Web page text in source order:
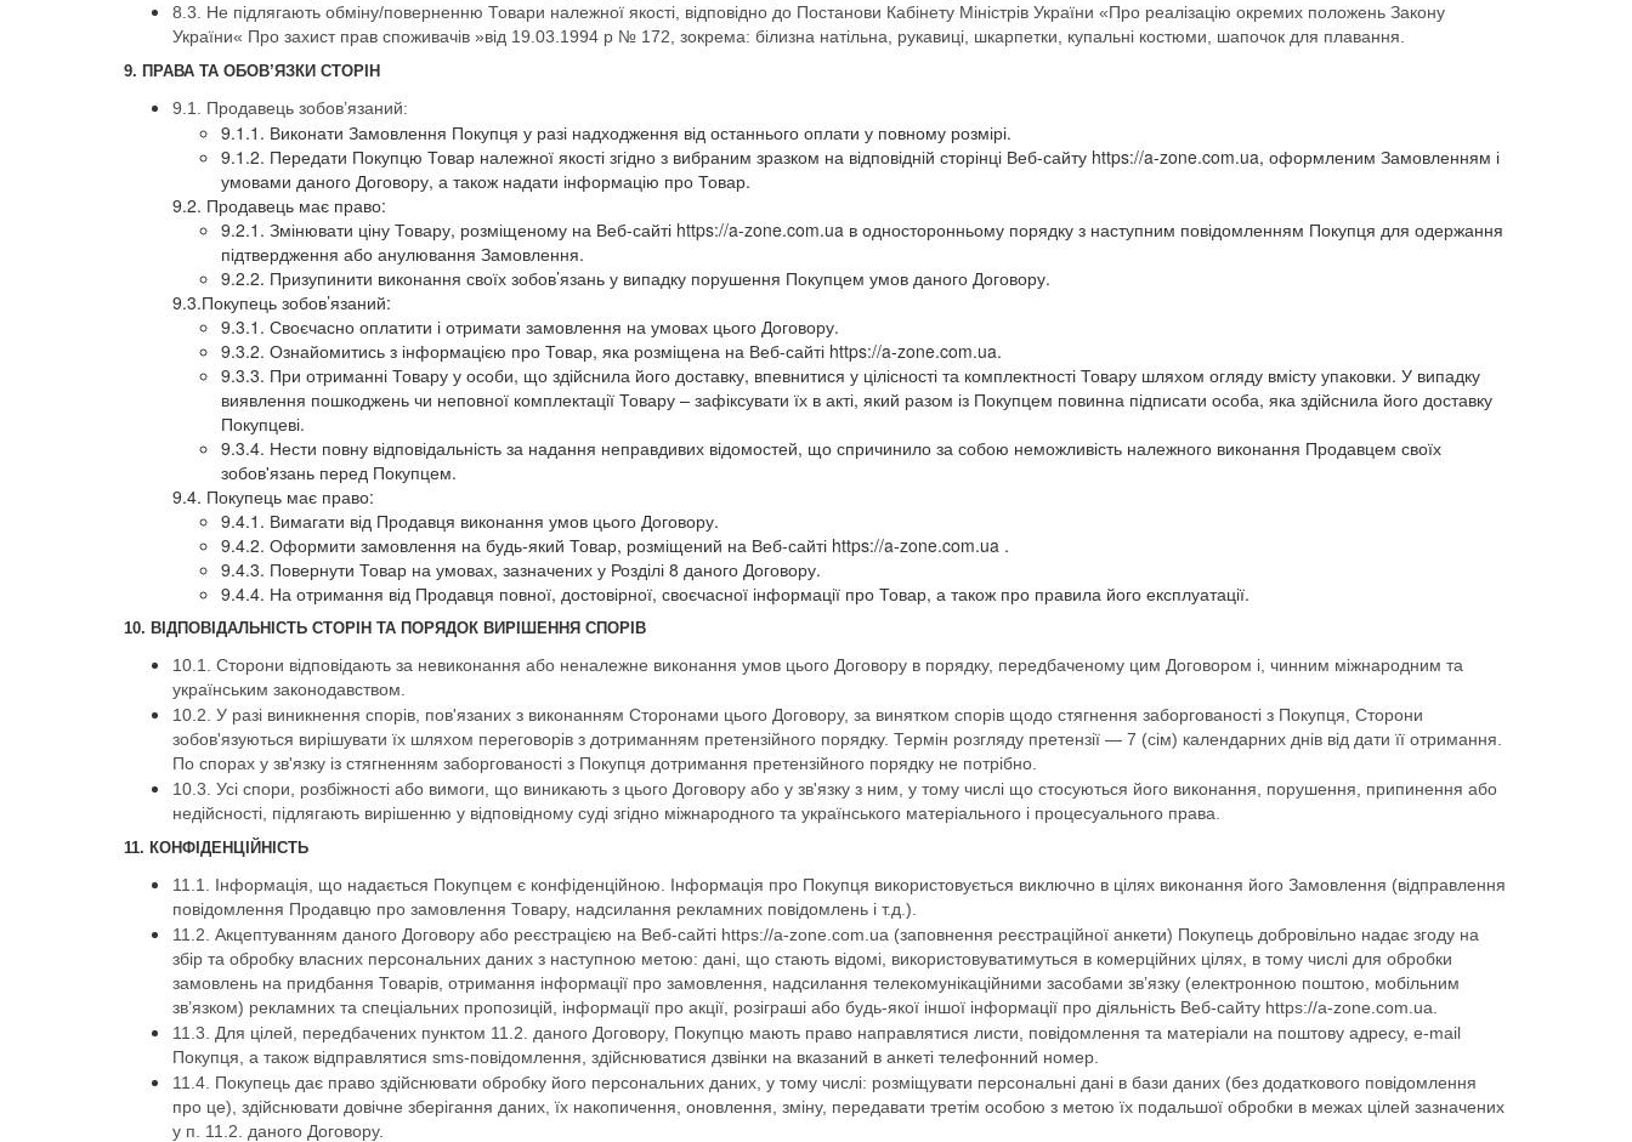
8.3. Не підлягають обміну/поверненню Товари належної якості, відповідно до Постанови Кабінету Міністрів України «Про реалізацію окремих положень Закону
України« Про захист прав споживачів »від 19.03.1994 р № 172, зокрема: білизна натільна, рукавиці, шкарпетки, купальні костюми, шапочок для плавання.
9. ПРАВА ТА ОБОВ’ЯЗКИ СТОРІН
9.1. Продавець зобов’язаний:
9.1.1. Виконати Замовлення Покупця у разі надходження від останнього оплати у повному розмірі.
9.1.2. Передати Покупцю Товар належної якості згідно з вибраним зразком на відповідній сторінці Веб-сайту https://a-zone.com.ua, оформленим Замовленням і
умовами даного Договору, а також надати інформацію про Товар.
9.2. Продавець має право:
9.2.1. Змінювати ціну Товару, розміщеному на Веб-сайті https://a-zone.com.ua в односторонньому порядку з наступним повідомленням Покупця для одержання
підтвердження або анулювання Замовлення.
9.2.2. Призупинити виконання своїх зобов’язань у випадку порушення Покупцем умов даного Договору.
9.3.Покупець зобов’язаний:
9.3.1. Своєчасно оплатити і отримати замовлення на умовах цього Договору.
9.3.2. Ознайомитись з інформацією про Товар, яка розміщена на Веб-сайті https://a-zone.com.ua.
9.3.3. При отриманні Товару у особи, що здійснила його доставку, впевнитися у цілісності та комплектності Товару шляхом огляду вмісту упаковки. У випадку
виявлення пошкоджень чи неповної комплектації Товару – зафіксувати їх в акті, який разом із Покупцем повинна підписати особа, яка здійснила його доставку
Покупцеві.
9.3.4. Нести повну відповідальність за надання неправдивих відомостей, що спричинило за собою неможливість належного виконання Продавцем своїх
зобов'язань перед Покупцем.
9.4. Покупець має право:
9.4.1. Вимагати від Продавця виконання умов цього Договору.
9.4.2. Оформити замовлення на будь-який Товар, розміщений на Веб-сайті https://a-zone.com.ua .
9.4.3. Повернути Товар на умовах, зазначених у Розділі 8 даного Договору.
9.4.4. На отримання від Продавця повної, достовірної, своєчасної інформації про Товар, а також про правила його експлуатації.
10. ВІДПОВІДАЛЬНІСТЬ СТОРІН ТА ПОРЯДОК ВИРІШЕННЯ СПОРІВ
10.1. Сторони відповідають за невиконання або неналежне виконання умов цього Договору в порядку, передбаченому цим Договором і, чинним міжнародним та
українським законодавством.
10.2. У разі виникнення спорів, пов'язаних з виконанням Сторонами цього Договору, за винятком спорів щодо стягнення заборгованості з Покупця, Сторони
зобов'язуються вирішувати їх шляхом переговорів з дотриманням претензійного порядку. Термін розгляду претензії — 7 (сім) календарних днів від дати її отримання.
По спорах у зв'язку із стягненням заборгованості з Покупця дотримання претензійного порядку не потрібно.
10.3. Усі спори, розбіжності або вимоги, що виникають з цього Договору або у зв'язку з ним, у тому числі що стосуються його виконання, порушення, припинення або
недійсності, підлягають вирішенню у відповідному суді згідно міжнародного та українського матеріального і процесуального права.
11. КОНФІДЕНЦІЙНІСТЬ
11.1. Інформація, що надається Покупцем є конфіденційною. Інформація про Покупця використовується виключно в цілях виконання його Замовлення (відправлення
повідомлення Продавцю про замовлення Товару, надсилання рекламних повідомлень і т.д.).
11.2. Акцептуванням даного Договору або реєстрацією на Веб-сайті https://a-zone.com.ua (заповнення реєстраційної анкети) Покупець добровільно надає згоду на
збір та обробку власних персональних даних з наступною метою: дані, що стають відомі, використовуватимуться в комерційних цілях, в тому числі для обробки
замовлень на придбання Товарів, отримання інформації про замовлення, надсилання телекомунікаційними засобами зв’язку (електронною поштою, мобільним
зв’язком) рекламних та спеціальних пропозицій, інформації про акції, розіграші або будь-якої іншої інформації про діяльність Веб-сайту https://a-zone.com.ua.
11.3. Для цілей, передбачених пунктом 11.2. даного Договору, Покупцю мають право направлятися листи, повідомлення та матеріали на поштову адресу, e-mail
Покупця, а також відправлятися sms-повідомлення, здійснюватися дзвінки на вказаний в анкеті телефонний номер.
11.4. Покупець дає право здійснювати обробку його персональних даних, у тому числі: розміщувати персональні дані в бази даних (без додаткового повідомлення
про це), здійснювати довічне зберігання даних, їх накопичення, оновлення, зміну, передавати третім особою з метою їх подальшої обробки в межах цілей зазначених
у п. 11.2. даного Договору.